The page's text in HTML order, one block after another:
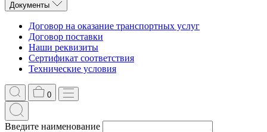
Документы
Договор на оказание транспортных услуг
Договор поставки
Наши реквизиты
Сертификат соответствия
Технические условия
0
Введите наименование